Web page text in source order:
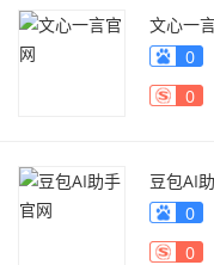
文心一
0
0
豆包AI
0
0